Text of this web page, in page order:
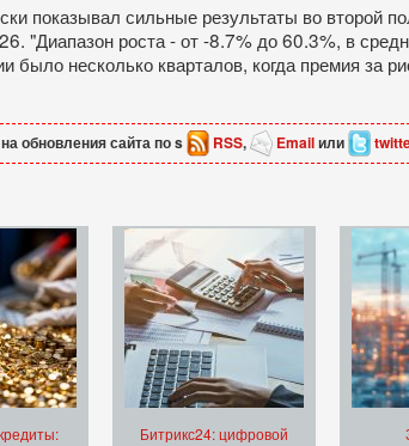
показывал сильные результаты во второй
"Диапазон роста - от -8.7% до 60.3%, в
несколько кварталов, когда премия за
обновления сайта по s RSS, Emailили
Битрикс24: цифровой